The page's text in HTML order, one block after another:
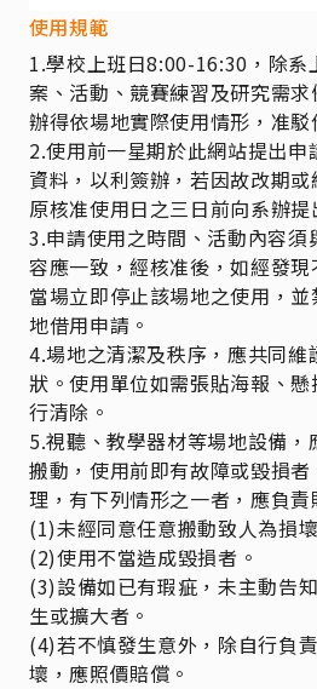
使用規範
1.學校上班日8:00-16:30， 除系
案、活動、競賽練習及研究需
辦得依場地實際使用情形，准駁
2.使用前一星期於此網站提出申
資料，以利簽辦，若因故改期
原核准使用日之三日前向系辦提
3.申請使用之時間、活動內容須
容應一致，經核准後，如經發
當場立即停止該場地之使用，
地借用申請。
4.場地之清潔及秩序，應共同維
狀。使用單位如需張貼海報、
行清除。
5.視聽、教學器材等場地設備，
搬動，使用前即有故障或毀損
理，有下列情形之一者，應負責
(1)未經同意任意搬動致人為損
(2)使用不當造成毀損者。
(3)設備如已有瑕疵，未主動告
生或擴大者。
(4)若不慎發生意外，除自行負
壞，應照價賠償。